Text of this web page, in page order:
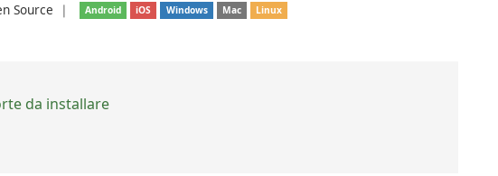
Source ❘ Android iOS Windows Mac Linux
da installare